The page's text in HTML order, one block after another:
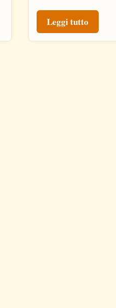
Leggi tutto